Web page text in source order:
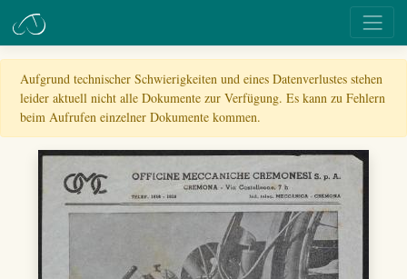
Aufgrund technischer Schwierigkeiten und eines Datenverlustes stehen
leider aktuell nicht alle Dokumente zur Verfügung. Es kann zu Fehlern
beim Aufrufen einzelner Dokumente kommen.